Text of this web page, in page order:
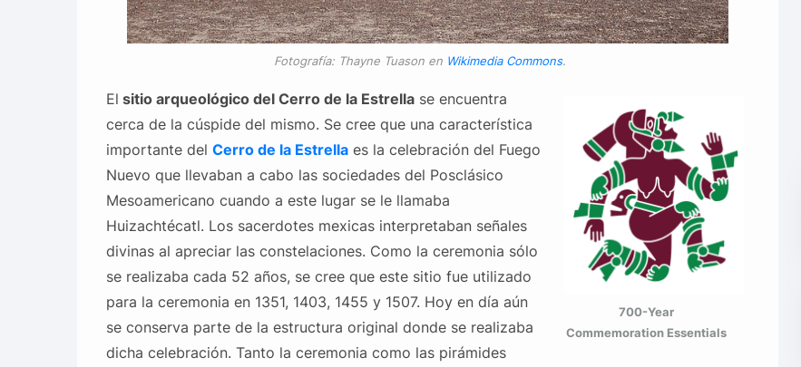
Fotografía: Thayne Tuason en Wikimedia Commons.
700-Year
Commemoration Essentials
El sitio arqueológico del Cerro de la Estrellase encuentra
cerca de la cúspide del mismo. Se cree que una característica
importante del Cerro de la Estrellaes la celebración del Fuego
Nuevo que llevaban a cabo las sociedades del Posclásico
Mesoamericano cuando a este lugar se le llamaba
Huizachtécatl. Los sacerdotes mexicas interpretaban señales
divinas al apreciar las constelaciones. Como la ceremonia sólo
se realizaba cada 52 años, se cree que este sitio fue utilizado
para la ceremonia en 1351, 1403, 1455 y 1507. Hoy en día aún
se conserva parte de la estructura original donde se realizaba
dicha celebración. Tanto la ceremonia como las pirámides